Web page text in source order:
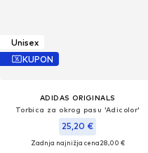
Unisex
KUPON
ADIDAS ORIGINALS
Torbica za okrog pasu 'Adicolor'
25,20 €
Zadnja najnižja cena28,00 €